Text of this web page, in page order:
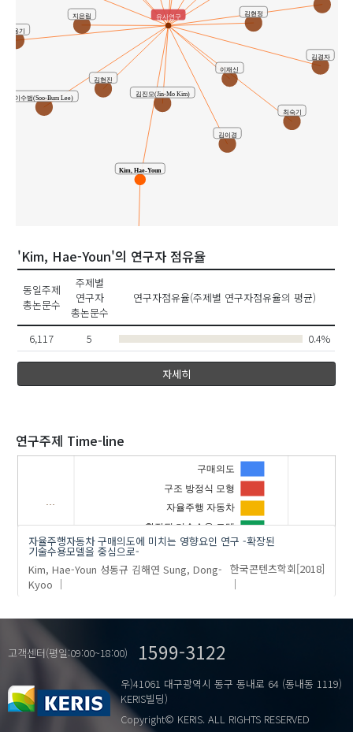
김해연
성동규
김경자
김이경
김진모(Jin-Mo Kim)
김현정
김현진
이수범(Soo-Bum Lee)
이용기
이재신
지은림
최숙기
Kim, Hae-Youn
유사연구
'Kim, Hae-Youn'의 연구자 점유율
동일주제
총논문수
주제별
연구자
총논문수
연구자점유율(주제별 연구자점유율의 평균)
6,117 5 0.4%
자세히
연구주제 Time-line
구매의도
구조 방정식 모형
자율주행 자동차
확장된 기술수용 모델
'Kim, Hae-Youn' 의 발표논문(1)
자율주행자동차 구매의도에 미치는 영향요인 연구 -확장된
기술수용모델을 중심으로-
Kim, Hae-Youn 성동규 김해연 Sung, Dong-
Kyoo
한국콘텐츠학회[2018]
고객센터(평일:09:00~18:00) 1599-3122
우)41061 대구광역시 동구 동내로 64 (동내동 1119)
KERIS빌딩)
Copyright© KERIS. ALL RIGHTS RESERVED